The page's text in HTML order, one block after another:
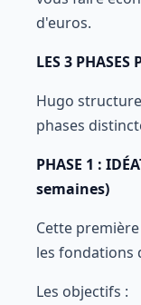
d'euros.
LES 3 PHASES
Hugo
phases
PHASE 1 :
semaines)
Cette
les fondations
Les objectifs :